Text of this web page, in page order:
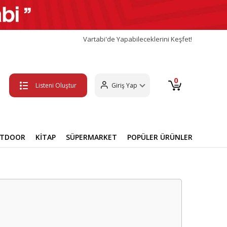
Vartabi'de Yapabileceklerini Keşfet!
Listeni Oluştur Giriş Yap 0
KİTAP SÜPERMARKET POPÜLER ÜRÜNLER